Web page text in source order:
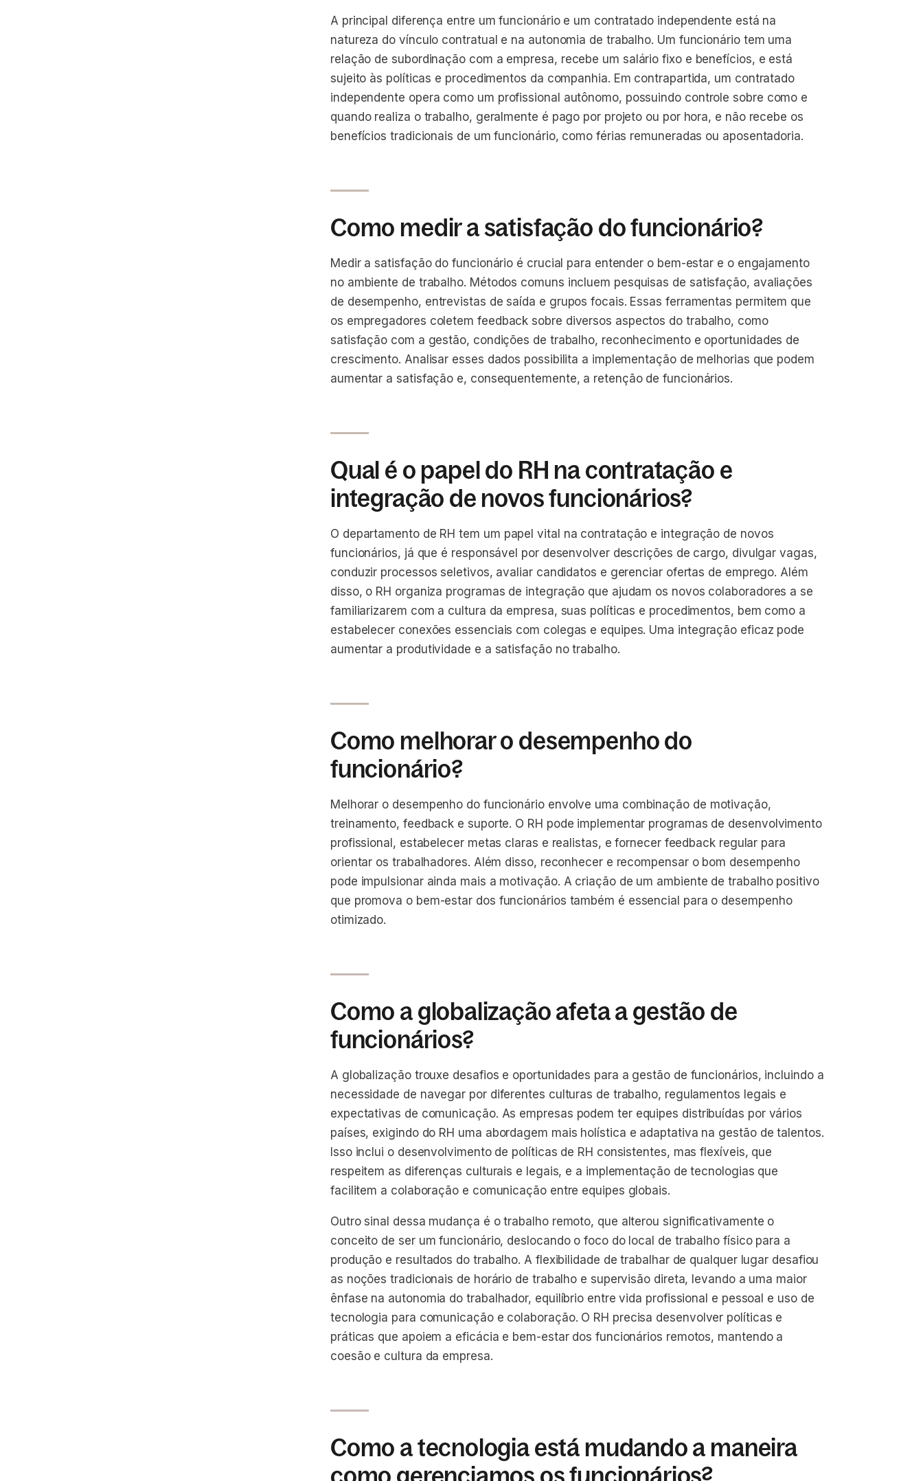
A principal diferença entre um funcionário e um contratado independente está na
natureza do vínculo contratual e na autonomia de trabalho. Um funcionário tem uma
relação de subordinação com a empresa, recebe um salário fixo e benefícios, e está
sujeito às políticas e procedimentos da companhia. Em contrapartida, um contratado
independente opera como um profissional autônomo, possuindo controle sobre como e
quando realiza o trabalho, geralmente é pago por projeto ou por hora, e não recebe os
benefícios tradicionais de um funcionário, como férias remuneradas ou aposentadoria.
Como medir a satisfação do funcionário?
Medir a satisfação do funcionário é crucial para entender o bem-estar e o engajamento
no ambiente de trabalho. Métodos comuns incluem pesquisas de satisfação, avaliações
de desempenho, entrevistas de saída e grupos focais. Essas ferramentas permitem que
os empregadores coletem feedback sobre diversos aspectos do trabalho, como
satisfação com a gestão, condições de trabalho, reconhecimento e oportunidades de
crescimento. Analisar esses dados possibilita a implementação de melhorias que podem
aumentar a satisfação e, consequentemente, a retenção de funcionários.
Qual é o papel do RH na contratação e
integração de novos funcionários?
O departamento de RH tem um papel vital na contratação e integração de novos
funcionários, já que é responsável por desenvolver descrições de cargo, divulgar vagas,
conduzir processos seletivos, avaliar candidatos e gerenciar ofertas de emprego. Além
disso, o RH organiza programas de integração que ajudam os novos colaboradores a se
familiarizarem com a cultura da empresa, suas políticas e procedimentos, bem como a
estabelecer conexões essenciais com colegas e equipes. Uma integração eficaz pode
aumentar a produtividade e a satisfação no trabalho.
Como melhorar o desempenho do
funcionário?
Melhorar o desempenho do funcionário envolve uma combinação de motivação,
treinamento, feedback e suporte. O RH pode implementar programas de desenvolvimento
profissional, estabelecer metas claras e realistas, e fornecer feedback regular para
orientar os trabalhadores. Além disso, reconhecer e recompensar o bom desempenho
pode impulsionar ainda mais a motivação. A criação de um ambiente de trabalho positivo
que promova o bem-estar dos funcionários também é essencial para o desempenho
otimizado.
Como a globalização afeta a gestão de
funcionários?
A globalização trouxe desafios e oportunidades para a gestão de funcionários, incluindo a
necessidade de navegar por diferentes culturas de trabalho, regulamentos legais e
expectativas de comunicação. As empresas podem ter equipes distribuídas por vários
países, exigindo do RH uma abordagem mais holística e adaptativa na gestão de talentos.
Isso inclui o desenvolvimento de políticas de RH consistentes, mas flexíveis, que
respeitem as diferenças culturais e legais, e a implementação de tecnologias que
facilitem a colaboração e comunicação entre equipes globais.
Outro sinal dessa mudança é o trabalho remoto, que alterou significativamente o
conceito de ser um funcionário, deslocando o foco do local de trabalho físico para a
produção e resultados do trabalho. A flexibilidade de trabalhar de qualquer lugar desafiou
as noções tradicionais de horário de trabalho e supervisão direta, levando a uma maior
ênfase na autonomia do trabalhador, equilíbrio entre vida profissional e pessoal e uso de
tecnologia para comunicação e colaboração. O RH precisa desenvolver políticas e
práticas que apoiem a eficácia e bem-estar dos funcionários remotos, mantendo a
coesão e cultura da empresa.
Como a tecnologia está mudando a maneira